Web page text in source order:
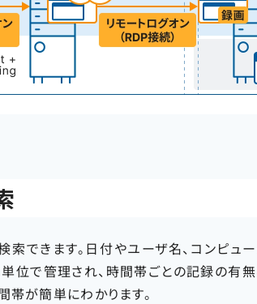
できます。日付やユーザ名、コンピュ
位で管理され、時間帯ごとの記録の有
が簡単にわかります。